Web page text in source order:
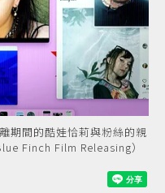
期間的酷娃恰莉與粉絲的親
Finch Film Releasing）